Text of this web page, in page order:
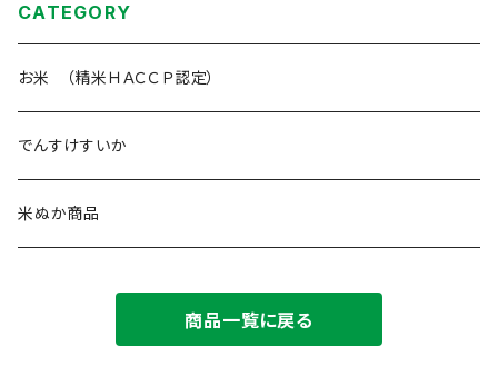
CATEGORY
お米 （精米ＨＡＣＣＰ認定）
でんすけすいか
米ぬか商品
商品一覧に戻る